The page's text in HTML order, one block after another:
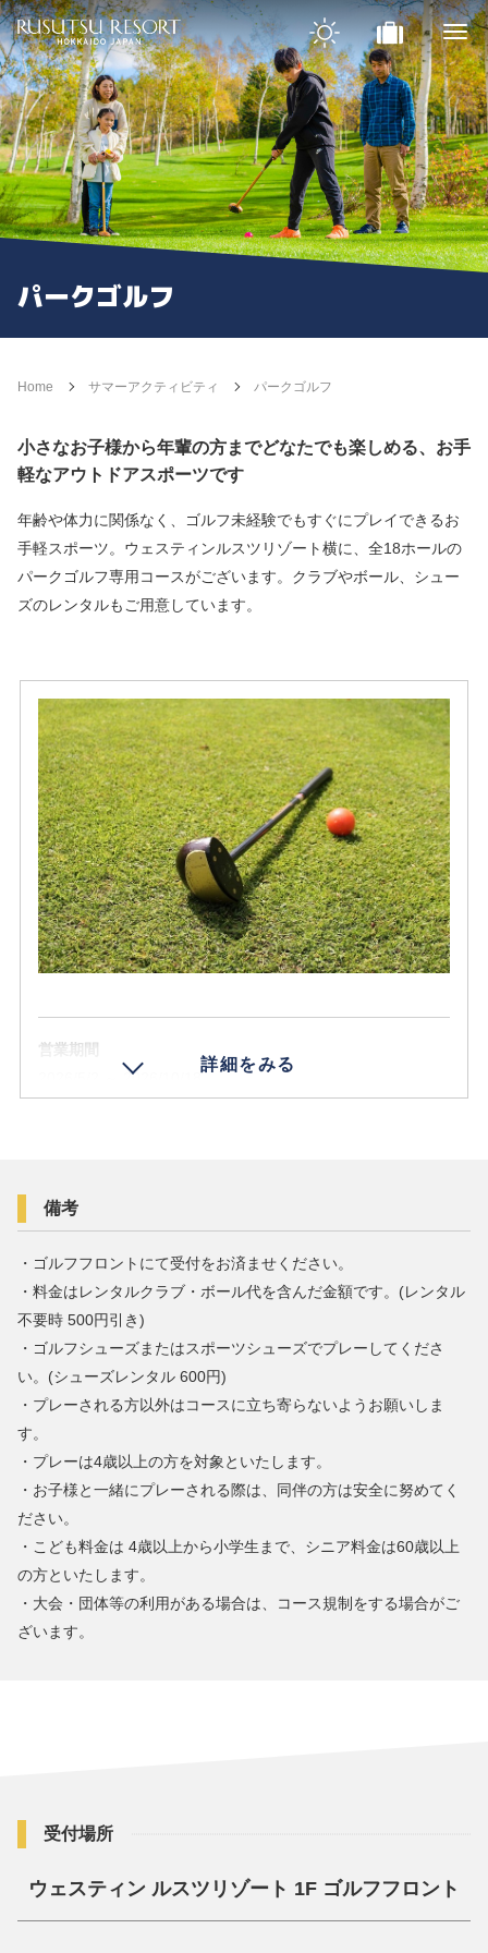
パークゴルフ
Home サマーアクティビティ パークゴルフ
小さなお子様から年輩の方までどなたでも楽しめる、お手
軽なアウトドアスポーツです
年齢や体力に関係なく、ゴルフ未経験でもすぐにプレイできるお
手軽スポーツ。ウェスティンルスツリゾート横に、全18ホールの
パークゴルフ専用コースがございます。クラブやボール、シュー
ズのレンタルもご用意しています。
営業期間
2026/5/2 ～ 2026/10/18
宿泊者料金 (税込)
年齢条件
こども 4歳 ～ 12歳 / シニア 60歳以上
場所
ウェスティン ルスツリゾート横
備考
・ゴルフフロントにて受付をお済ませください。
・料金はレンタルクラブ・ボール代を含んだ金額です。(レンタル
不要時 500円引き)
・ゴルフシューズまたはスポーツシューズでプレーしてくださ
い。(シューズレンタル 600円)
・プレーされる方以外はコースに立ち寄らないようお願いしま
す。
・プレーは4歳以上の方を対象といたします。
・お子様と一緒にプレーされる際は、同伴の方は安全に努めてく
ださい。
・こども料金は 4歳以上から小学生まで、シニア料金は60歳以上
の方といたします。
・大会・団体等の利用がある場合は、コース規制をする場合がご
ざいます。
受付場所
ウェスティン ルスツリゾート 1F ゴルフフロント